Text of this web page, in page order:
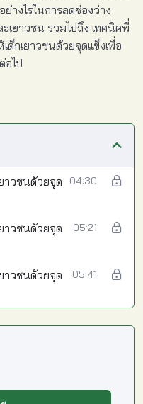
ย่างไรในการลดช่องว่าง
เยาวชน รวมไปถึง เทคนิคพี่
เด็กเยาวชนด้วยจุดแข็งเพื่อ
อไป
าวชนด้วยจุด
04:30
าวชนด้วยจุด
05:21
าวชนด้วยจุด
05:41